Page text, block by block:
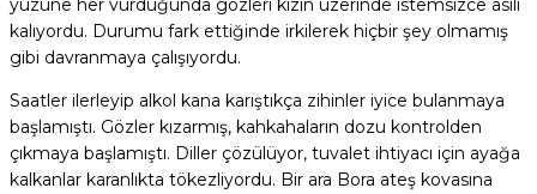
yüzüne her vurduğunda gözleri kızın üzerinde istemsizce asılı
kalıyordu. Durumu fark ettiğinde irkilerek hiçbir şey olmamış
gibi davranmaya çalışıyordu.
Saatler ilerleyip alkol kana karıştıkça zihinler iyice bulanmaya
başlamıştı. Gözler kızarmış, kahkahaların dozu kontrolden
çıkmaya başlamıştı. Diller çözülüyor, tuvalet ihtiyacı için ayağa
kalkanlar karanlıkta tökezliyordu. Bir ara Bora ateş kovasına